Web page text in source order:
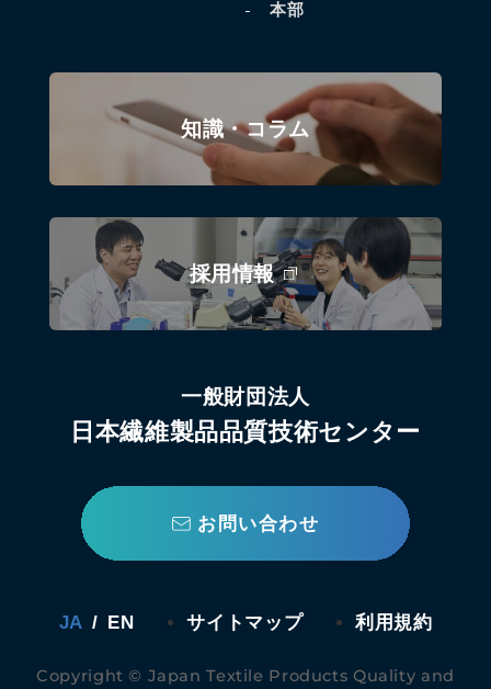
本部
知識・コラム
採用情報
一般財団法人
日本繊維製品品質技術センター
お問い合わせ
JA / EN サイトマップ 利用規約
Copyright © Japan Textile Products Quality and